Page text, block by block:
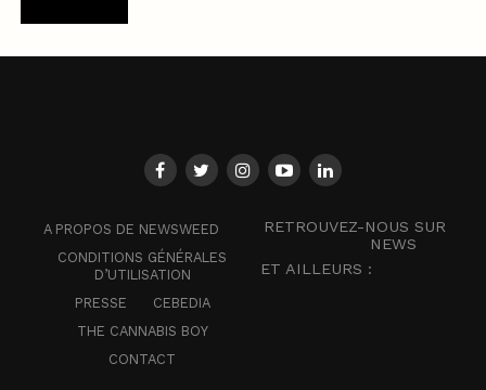
A PROPOS DE NEWSWEED
CONDITIONS GÉNÉRALES
D’UTILISATION
PRESSE
CEBEDIA
THE CANNABIS BOY
CONTACT
RETROUVEZ-NOUS SUR
NEWS
ET AILLEURS :